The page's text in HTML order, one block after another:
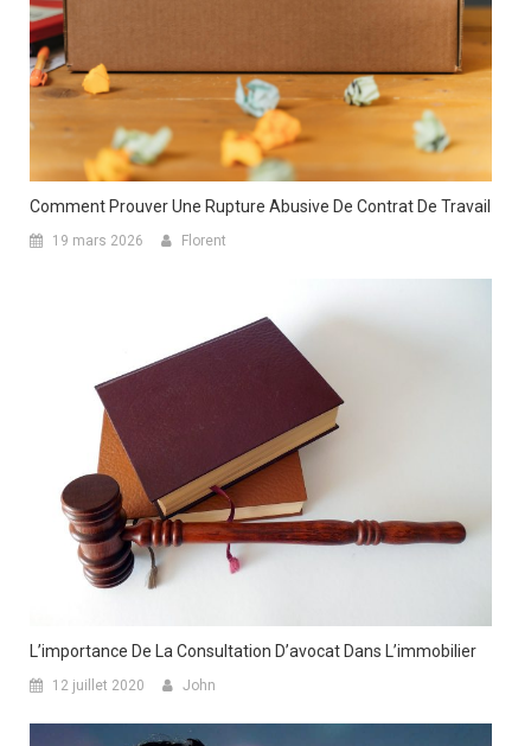
Comment Prouver Une Rupture Abusive De Contrat De Travail
19 mars 2026 Florent
L’importance De La Consultation D’avocat Dans L’immobilier
12 juillet 2020 John